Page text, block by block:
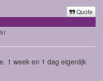
Quote
1 week en 1 dag eigenlijk